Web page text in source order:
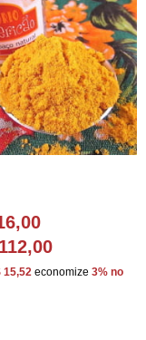
15,52 economize 3% no